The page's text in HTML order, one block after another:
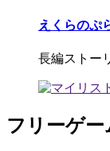
えくらのぷ
長編ストー
フリーゲー